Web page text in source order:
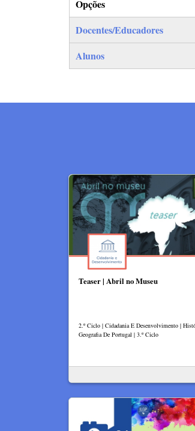
Opções
(separador ativo)
Docentes/Educadores
Alunos
Teaser | Abril no Museu
2.º Ciclo | Cidadania E Desenvolvimento |
Geografia De Portugal | 3.º Ciclo